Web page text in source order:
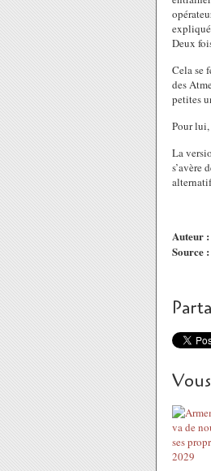
Deux
Cela se
des
petites
Pour lui,
La
s’avère
Auteur :
Source :